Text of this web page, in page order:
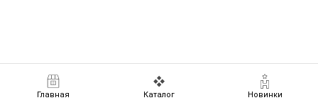
Главная Каталог Новинки